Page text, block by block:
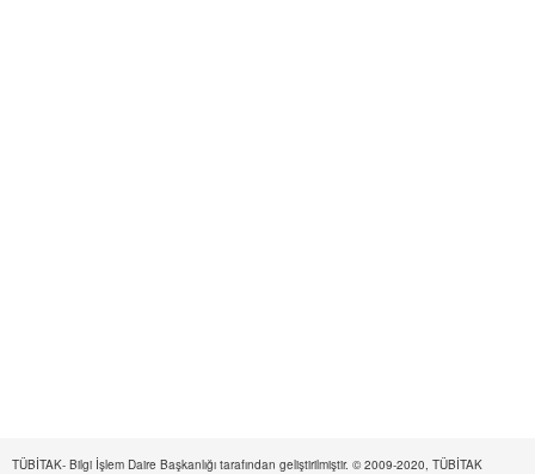
TÜBİTAK- Bilgi İşlem Daire Başkanlığı tarafından geliştirilmiştir. © 2009-2020, TÜBİTAK